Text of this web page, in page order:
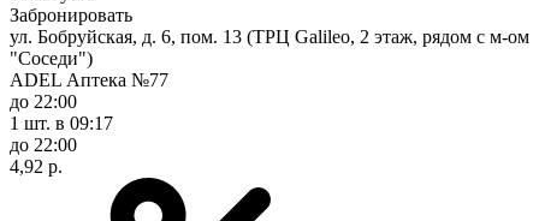
Забронировать
ул. Бобруйская, д. 6, пом. 13 (ТРЦ Galileo, 2 этаж, рядом с м-ом
"Соседи")
ADEL Аптека №77
до 22:00
1 шт. в 09:17
до 22:00
4,92 р.